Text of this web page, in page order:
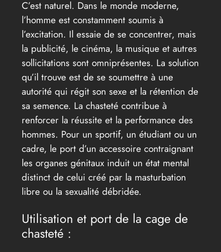
C’est naturel. Dans le monde moderne,
l’homme est constamment soumis à
l’excitation. Il essaie de se concentrer, mais
la publicité, le cinéma, la musique et autres
sollicitations sont omniprésentes. La solution
qu’il trouve est de se soumettre à une
autorité qui régit son sexe et la rétention de
sa semence. La chasteté contribue à
renforcer la réussite et la performance des
hommes. Pour un sportif, un étudiant ou un
cadre, le port d’un accessoire contraignant
les organes génitaux induit un état mental
distinct de celui créé par la masturbation
libre ou la sexualité débridée.
Utilisation et port de la cage de
chasteté :